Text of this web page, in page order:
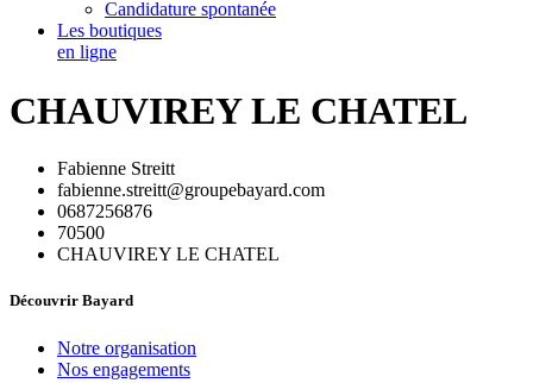
Candidature spontanée
Les boutiques
en ligne
CHAUVIREY LE CHATEL
Fabienne Streitt
fabienne.streitt@groupebayard.com
0687256876
70500
CHAUVIREY LE CHATEL
Découvrir Bayard
Notre organisation
Nos engagements